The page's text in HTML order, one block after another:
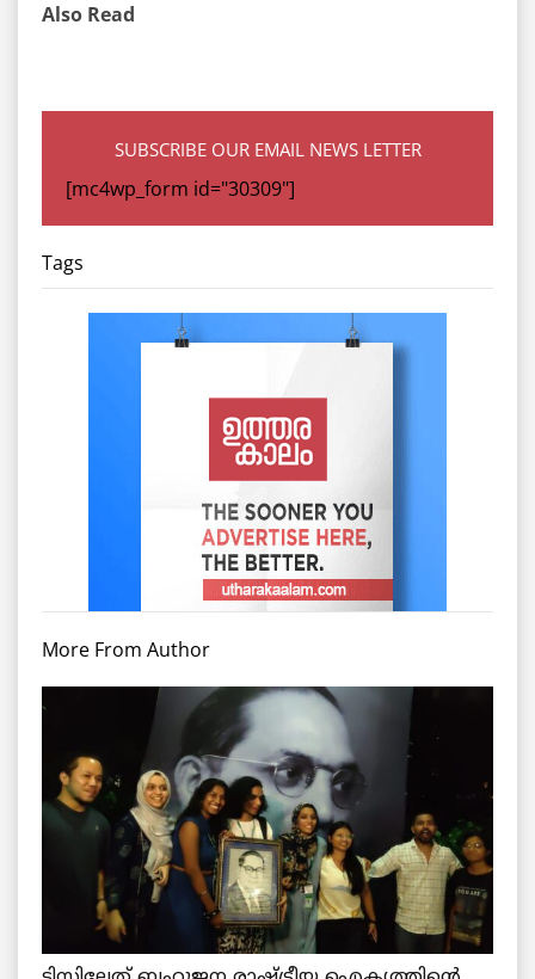
Also Read
SUBSCRIBE OUR EMAIL NEWS LETTER
[mc4wp_form id="30309"]
Tags
More From Author